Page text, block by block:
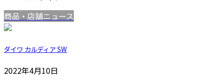
商品・店舗ニュース
ダイワ カルディア SW
2022年4月10日